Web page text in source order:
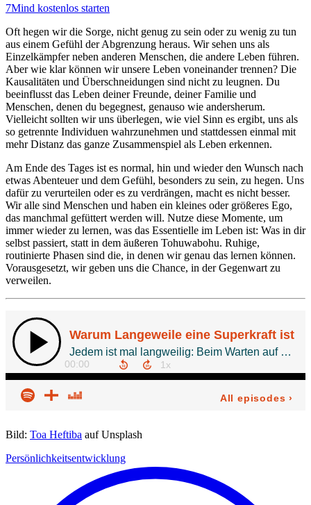
7Mind kostenlos starten
Oft hegen wir die Sorge, nicht genug zu sein oder zu wenig zu tun
aus einem Gefühl der Abgrenzung heraus. Wir sehen uns als
Einzelkämpfer neben anderen Menschen, die andere Leben führen.
Aber wie klar können wir unsere Leben voneinander trennen? Die
Kausalitäten und Überschneidungen sind nicht zu leugnen. Du
beeinflusst das Leben deiner Freunde, deiner Familie und
Menschen, denen du begegnest, genauso wie andersherum.
Vielleicht sollten wir uns überlegen, wie viel Sinn es ergibt, uns als
so getrennte Individuen wahrzunehmen und stattdessen einmal mit
mehr Distanz das ganze Zusammenspiel als Leben erkennen.
Am Ende des Tages ist es normal, hin und wieder den Wunsch nach
etwas Abenteuer und dem Gefühl, besonders zu sein, zu hegen. Uns
dafür zu verurteilen oder es zu verdrängen, macht es nicht besser.
Wir alle sind Menschen und haben ein kleines oder größeres Ego,
das manchmal gefüttert werden will. Nutze diese Momente, um
immer wieder zu lernen, was das Essentielle im Leben ist: Was in dir
selbst passiert, statt in dem äußeren Tohuwabohu. Ruhige,
routinierte Phasen sind die, in denen wir genau das lernen können.
Vorausgesetzt, wir geben uns die Chance, in der Gegenwart zu
verweilen.
Bild: Toa Heftiba auf Unsplash
Persönlichkeitsentwicklung